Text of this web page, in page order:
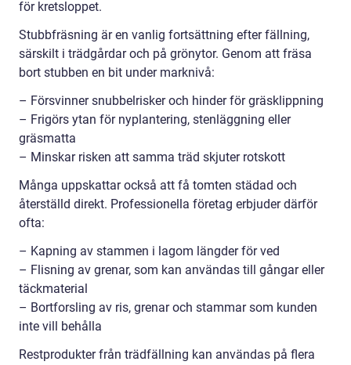
för kretsloppet.
Stubbfräsning är en vanlig fortsättning efter fällning,
särskilt i trädgårdar och på grönytor. Genom att fräsa
bort stubben en bit under marknivå:
– Försvinner snubbelrisker och hinder för gräsklippning
– Frigörs ytan för nyplantering, stenläggning eller
gräsmatta
– Minskar risken att samma träd skjuter rotskott
Många uppskattar också att få tomten städad och
återställd direkt. Professionella företag erbjuder därför
ofta:
– Kapning av stammen i lagom längder för ved
– Flisning av grenar, som kan användas till gångar eller
täckmaterial
– Bortforsling av ris, grenar och stammar som kunden
inte vill behålla
Restprodukter från trädfällning kan användas på flera